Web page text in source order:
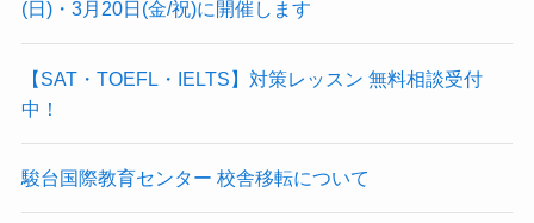
(日)・3月20日(金/祝)に開催します
【SAT・TOEFL・IELTS】対策レッスン 無料相談受付
中！
駿台国際教育センター 校舎移転について